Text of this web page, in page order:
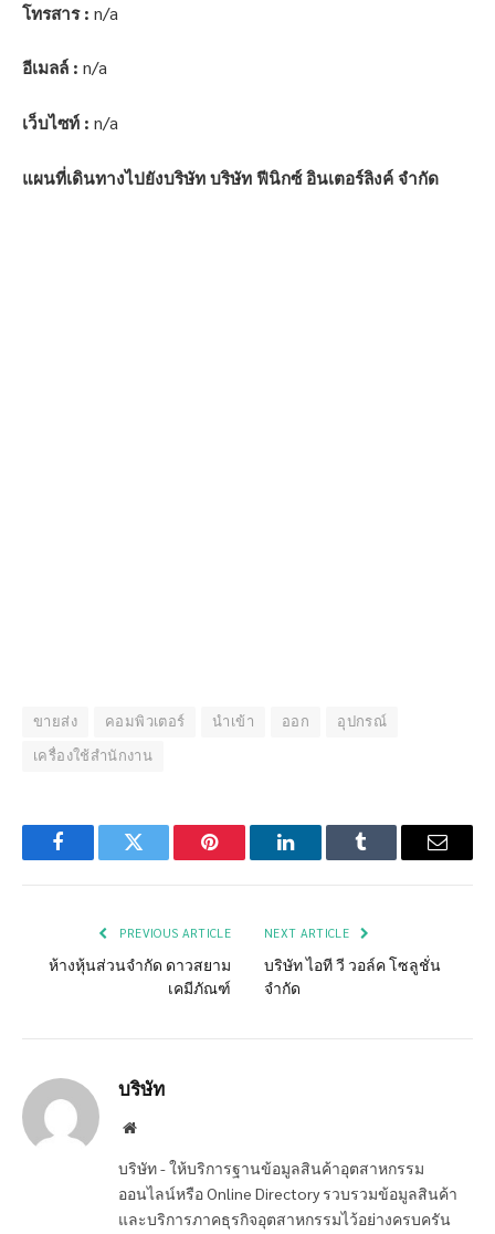
โทรสาร : n/a
อีเมลล์ : n/a
เว็บไซท์ : n/a
แผนที่เดินทางไปยังบริษัท บริษัท ฟีนิกซ์ อินเตอร์ลิงค์ จำกัด
ขายส่ง คอมพิวเตอร์ นำเข้า ออก
อุปกรณ์
เครื่องใช้สำนักงาน
FacebookTwitter Pinterest LinkedInTumblr Email
PREVIOUS ARTICLE
ห้างหุ้นส่วนจำกัด ดาวสยาม
เคมีภัณฑ์
NEXT ARTICLE
บริษัท ไอที วี วอล์ค โซลูชั่น
จำกัด
บริษัท
Website
บริษัท - ให้บริการฐานข้อมูลสินค้าอุตสาหกรรม
ออนไลน์หรือ Online Directory รวบรวมข้อมูลสินค้า
และบริการภาคธุรกิจอุตสาหกรรมไว้อย่างครบครัน